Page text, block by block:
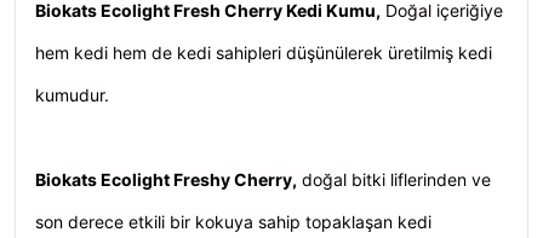
Biokats Ecolight Fresh Cherry Kedi Kumu, Doğal içeriğiye
hem kedi hem de kedi sahipleri düşünülerek üretilmiş kedi
kumudur.
Biokats Ecolight Freshy Cherry, doğal bitki liflerinden ve
son derece etkili bir kokuya sahip topaklaşan kedi